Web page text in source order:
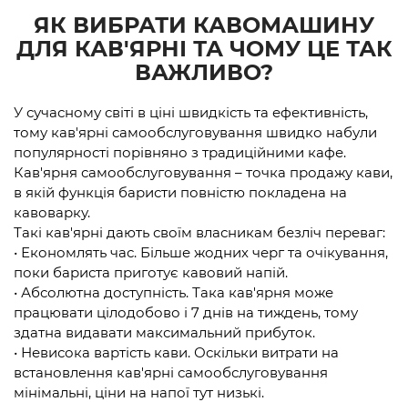
ЯК ВИБРАТИ КАВОМАШИНУ
ДЛЯ КАВ'ЯРНІ ТА ЧОМУ ЦЕ ТАК
ВАЖЛИВО?
У сучасному світі в ціні швидкість та ефективність,
тому кав'ярні самообслуговування швидко набули
популярності порівняно з традиційними кафе.
Кав'ярня самообслуговування – точка продажу кави,
в якій функція баристи повністю покладена на
кавоварку.
Такі кав'ярні дають своїм власникам безліч переваг:
• Економлять час. Більше жодних черг та очікування,
поки бариста приготує кавовий напій.
• Абсолютна доступність. Така кав'ярня може
працювати цілодобово і 7 днів на тиждень, тому
здатна видавати максимальний прибуток.
• Невисока вартість кави. Оскільки витрати на
встановлення кав'ярні самообслуговування
мінімальні, ціни на напої тут низькі.